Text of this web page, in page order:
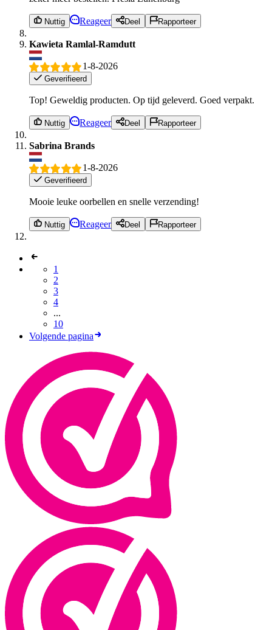
Nuttig Reageer Deel Rapporteer
Kawieta Ramlal-Ramdutt
1-8-2026
Geverifieerd
Top! Geweldig producten. Op tijd geleverd. Goed verpakt.
Nuttig Reageer Deel Rapporteer
Sabrina Brands
1-8-2026
Geverifieerd
Mooie leuke oorbellen en snelle verzending!
Nuttig Reageer Deel Rapporteer
1
2
3
4
...
10
Volgende pagina